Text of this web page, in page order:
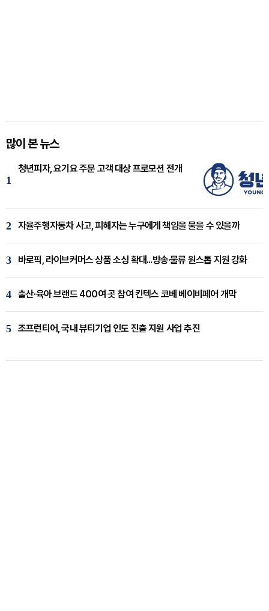
많이 본 뉴스
1
청년피자, 요기요 주문 고객 대상 프로모션 전개
2 자율주행자동차 사고, 피해자는 누구에게 책임을 물을 수 있을까
3 바로픽, 라이브커머스 상품 소싱 확대...방송·물류 원스톱 지원 강화
4 출산·육아 브랜드 400여 곳 참여 킨텍스 코베 베이비페어 개막
5 조프런티어, 국내 뷰티기업 인도 진출 지원 사업 추진